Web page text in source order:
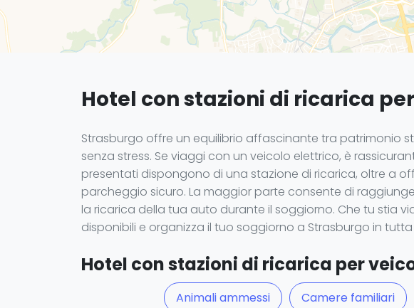
Hotel con stazioni di ricarica
Strasburgo offre un equilibrio affascinante tra patrimonio
senza stress. Se viaggi con un veicolo elettrico, è
presentati dispongono di una stazione di ricarica, oltre a
parcheggio sicuro. La maggior parte consente di
la ricarica della tua auto durante il soggiorno. Che tu stia
disponibili e organizza il tuo soggiorno a Strasburgo in
Hotel con stazioni di ricarica per
Animali ammessi Camere familiari